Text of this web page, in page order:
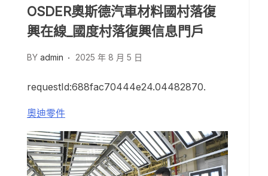
OSDER奧斯德汽車材料國村落復
興在線_國度村落復興信息門戶
BY admin 2025 年 8 月 5 日
requestId:688fac70444e24.04482870.
奧迪零件